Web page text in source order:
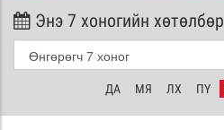
Энэ 7 хоногийн хөтөлбөр
ДА МЯ ЛХ ПҮ